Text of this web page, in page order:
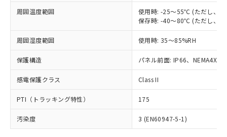
周囲温度範囲
使用時: -25～55℃ (ただし、氷
保存時: -40～80℃ (ただし、氷
周囲湿度範囲 使用時: 35～85%RH
保護構造 パネル前面: IP66、NEMA4X,
感電保護クラス Class II
PTI（トラッキング特性） 175
汚染度 3 (EN60947-5-1)
メンバーズにご登録されている必要が
お客様が当ウェブサイト上で当社にご
登録された部品リストについて、当社
および当社の共同利用者が、当社の製
品・サービスに関するお客様との取
引・商談に必要な範囲で利用すること
をご了承ください。
の共同利用に関して"
の「1.共同利
用者の範囲」に記載されている法人を
※3 非含有証明書ダウンロード
下記の非含有証明書をダウンロードするこ
EU RoHS指令（10物質）の非含有証明書
51物質の非含有証明書（当社基準）
※本証明書は発行日時点で非含有を証明す
るもので、過去に遡って非含有を証明する
ものではありません。
及ぼさない年数を意味します。
「－」：未確認です。当社販売部門へお問
キャンセル